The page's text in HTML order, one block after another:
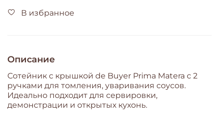
В избранное
Описание
Сотейник с крышкой de Buyer Prima Matera с 2
ручками для томления, уваривания соусов.
Идеально подходит для сервировки,
демонстрации и открытых кухонь.